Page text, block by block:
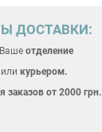
ДОСТАВКИ:
отделение
курьером.
заказов от 2000 грн.